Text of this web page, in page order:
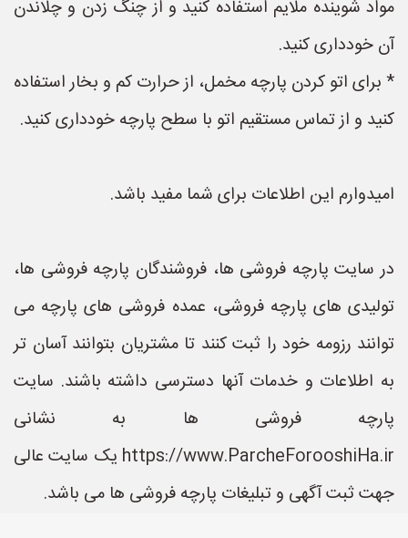
مواد شوینده ملایم استفاده کنید و از چنگ زدن و چلاندن
آن خودداری کنید.
* برای اتو کردن پارچه مخمل، از حرارت کم و بخار استفاده
کنید و از تماس مستقیم اتو با سطح پارچه خودداری کنید.
امیدوارم این اطلاعات برای شما مفید باشد.
در سایت پارچه فروشی ها، فروشندگان پارچه فروشی ها،
تولیدی های پارچه فروشی، عمده فروشی های پارچه می
توانند رزومه خود را ثبت کنند تا مشتریان بتوانند آسان تر
به اطلاعات و خدمات آنها دسترسی داشته باشند. سایت
پارچه فروشی ها به نشانی
https://www.ParcheForooshiHa.ir یک سایت عالی
جهت ثبت آگهی و تبلیغات پارچه فروشی ها می باشد.